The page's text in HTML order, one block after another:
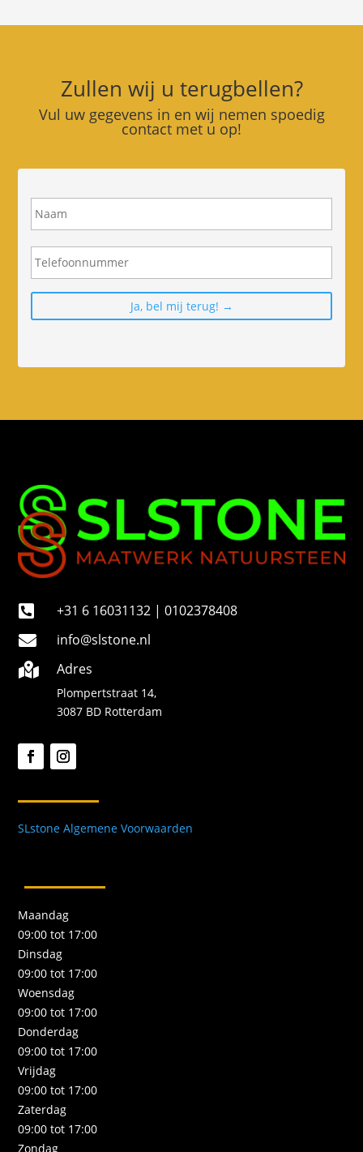
Zullen wij u terugbellen?
Vul uw gegevens in en wij nemen spoedig
contact met u op!
N
a
T
e
o
e

+31 6 16031132 | 0102378408

info@slstone.nl

Adres
Plompertstraat 14,
3087 BD Rotterdam
SLstone Algemene Voorwaarden
Maandag
09:00 tot 17:00
Dinsdag
09:00 tot 17:00
Woensdag
09:00 tot 17:00
Donderdag
09:00 tot 17:00
Vrijdag
09:00 tot 17:00
Zaterdag
09:00 tot 17:00
Zondag